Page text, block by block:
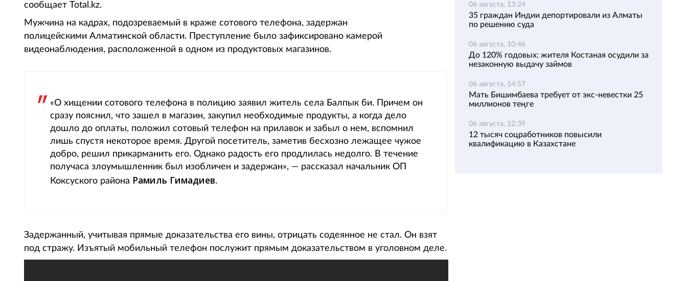
сообщает Total.kz.
Мужчина на кадрах, подозреваемый в краже сотового телефона, задержан
полицейскими Алматинской области. Преступление было зафиксировано камерой
видеонаблюдения, расположенной в одном из продуктовых магазинов.
«О хищении сотового телефона в полицию заявил житель села Балпык би. Причем он
сразу пояснил, что зашел в магазин, закупил необходимые продукты, а когда дело
дошло до оплаты, положил сотовый телефон на прилавок и забыл о нем, вспомнил
лишь спустя некоторое время. Другой посетитель, заметив бесхозно лежащее чужое
добро, решил прикарманить его. Однако радость его продлилась недолго. В течение
получаса злоумышленник был изобличен и задержан», — рассказал начальник ОП
Коксуского района Рамиль Гимадиев.
Задержанный, учитывая прямые доказательства его вины, отрицать содеянное не стал. Он взят
под стражу. Изъятый мобильный телефон послужит прямым доказательством в уголовном деле.
06 августа, 13:24
35 граждан Индии депортировали из Алматы
по решению суда
06 августа, 10:46
До 120% годовых: жителя Костаная осудили за
незаконную выдачу займов
06 августа, 14:57
Мать Бишимбаева требует от экс-невестки 25
миллионов теңге
06 августа, 12:39
12 тысяч соцработников повысили
квалификацию в Казахстане